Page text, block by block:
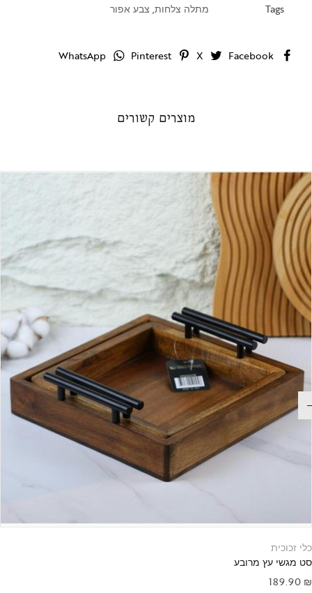
Tags
מתלה צלחות, צבע אפור
Facebook
X
Pinterest
WhatsApp
מוצרים קשורים
כלי זכוכית
סט מגשי עץ מרובע
189.90 ₪